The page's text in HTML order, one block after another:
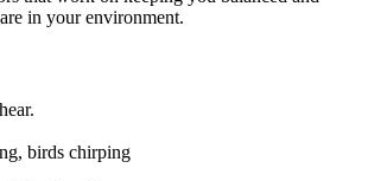
in your environment.
birds chirping